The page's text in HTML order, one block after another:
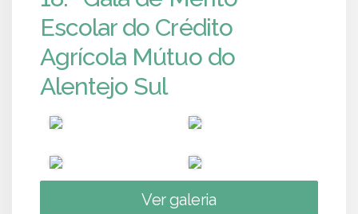
Escolar do Crédito
Agrícola Mútuo do
Alentejo Sul
Ver galeria